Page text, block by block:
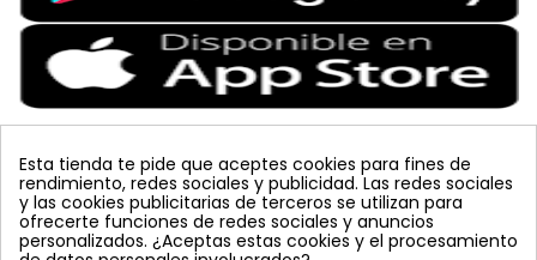
Etiquetas Populares
colmena vacuna arbol planta
placa
Esta tienda te pide que aceptes cookies para fines de
rendimiento, redes sociales y publicidad. Las redes sociales
y las cookies publicitarias de terceros se utilizan para
ofrecerte funciones de redes sociales y anuncios
personalizados. ¿Aceptas estas cookies y el procesamiento